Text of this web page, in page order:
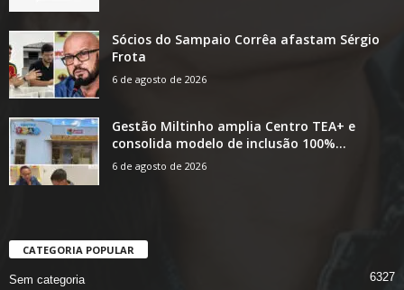
Sócios do Sampaio Corrêa afastam Sérgio
Frota
6 de agosto de 2026
Gestão Miltinho amplia Centro TEA+ e
consolida modelo de inclusão 100%...
6 de agosto de 2026
CATEGORIA POPULAR
Sem categoria 6327